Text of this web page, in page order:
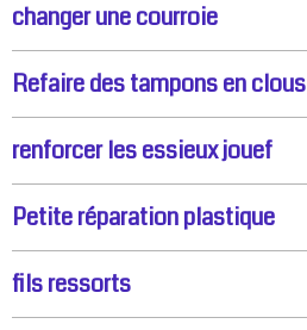
changer une courroie
Refaire des tampons en clous
renforcer les essieux jouef
Petite réparation plastique
fils ressorts